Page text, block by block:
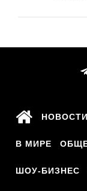
НОВОСТИ
В МИРЕ
ШОУ-БИЗНЕС